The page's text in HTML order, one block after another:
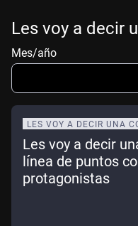
Les voy a decir
Mes/año
May Jun Jul
LES VOY A DECIR UNA
Les voy a decir
línea de puntos
protagonistas